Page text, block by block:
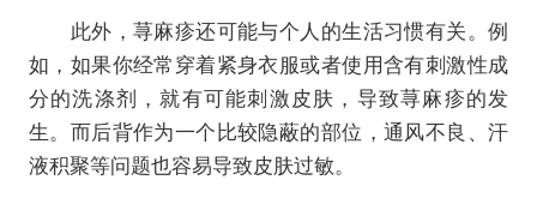
此外，荨麻疹还可能与个人的生活习惯有关。例
如，如果你经常穿着紧身衣服或者使用含有刺激性成
分的洗涤剂，就有可能刺激皮肤，导致荨麻疹的发
生。而后背作为一个比较隐蔽的部位，通风不良、汗
液积聚等问题也容易导致皮肤过敏。